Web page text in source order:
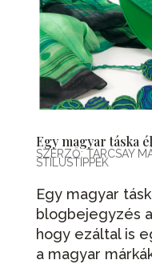
Egy magyar táska
SZERZŐ: TARCSAY
STÍLUSTIPPEK
Egy magyar
blogbejegyzés
hogy ezáltal is
a magyar